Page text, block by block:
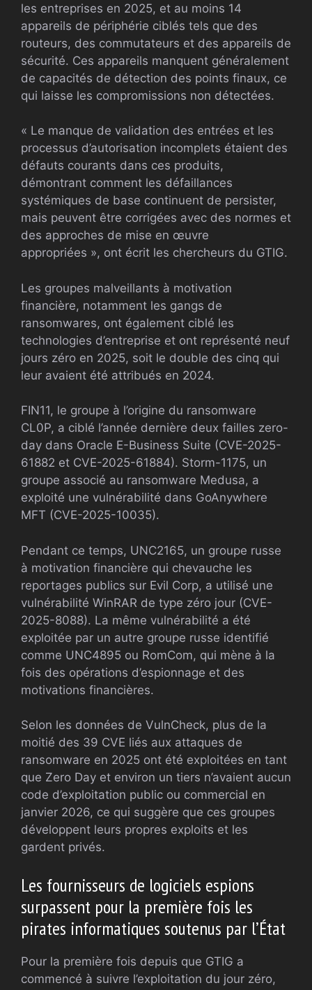
les entreprises en 2025, et au moins 14
appareils de périphérie ciblés tels que des
routeurs, des commutateurs et des appareils de
sécurité. Ces appareils manquent généralement
de capacités de détection des points finaux, ce
qui laisse les compromissions non détectées.
« Le manque de validation des entrées et les
processus d’autorisation incomplets étaient des
défauts courants dans ces produits,
démontrant comment les défaillances
systémiques de base continuent de persister,
mais peuvent être corrigées avec des normes et
des approches de mise en œuvre
appropriées », ont écrit les chercheurs du GTIG.
Les groupes malveillants à motivation
financière, notamment les gangs de
ransomwares, ont également ciblé les
technologies d’entreprise et ont représenté neuf
jours zéro en 2025, soit le double des cinq qui
leur avaient été attribués en 2024.
FIN11, le groupe à l’origine du ransomware
CL0P, a ciblé l’année dernière deux failles zero-
day dans Oracle E-Business Suite (CVE-2025-
61882 et CVE-2025-61884). Storm-1175, un
groupe associé au ransomware Medusa, a
exploité une vulnérabilité dans GoAnywhere
MFT (CVE-2025-10035).
Pendant ce temps, UNC2165, un groupe russe
à motivation financière qui chevauche les
reportages publics sur Evil Corp, a utilisé une
vulnérabilité WinRAR de type zéro jour (CVE-
2025-8088). La même vulnérabilité a été
exploitée par un autre groupe russe identifié
comme UNC4895 ou RomCom, qui mène à la
fois des opérations d’espionnage et des
motivations financières.
Selon les données de VulnCheck, plus de la
moitié des 39 CVE liés aux attaques de
ransomware en 2025 ont été exploitées en tant
que Zero Day et environ un tiers n’avaient aucun
code d’exploitation public ou commercial en
janvier 2026, ce qui suggère que ces groupes
développent leurs propres exploits et les
gardent privés.
Les fournisseurs de logiciels espions
surpassent pour la première fois les
pirates informatiques soutenus par l’État
Pour la première fois depuis que GTIG a
commencé à suivre l’exploitation du jour zéro,